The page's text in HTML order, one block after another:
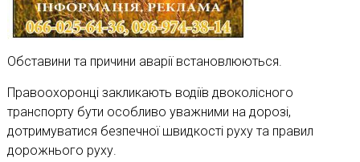
Обставини та причини аварії встановлюються.
Правоохоронці закликають водіїв двоколісного
транспорту бути особливо уважними на дорозі,
дотримуватися безпечної швидкості руху та правил
дорожнього руху.